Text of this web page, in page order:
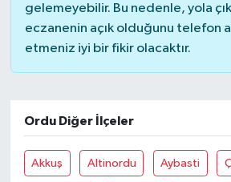
gelemeyebilir. Bu nedenle, yola
eczanenin açık olduğunu telefon
etmeniz iyi bir fikir olacaktır.
Ordu Diğer İlçeler
Akkuş Altinordu Aybasti